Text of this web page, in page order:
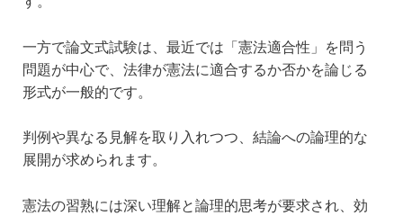
一方で論文式試験は、最近では「憲法適合性」を問う
問題が中心で、法律が憲法に適合するか否かを論じる
形式が一般的です。
判例や異なる見解を取り入れつつ、結論への論理的な
展開が求められます。
憲法の習熟には深い理解と論理的思考が要求され、効